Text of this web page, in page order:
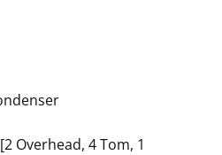
Overhead, 4 Tom, 1